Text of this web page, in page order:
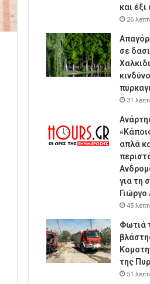
και έξι
26
σε
31
απλά
για τη
Γιώργο
45
Φωτιά
της
51